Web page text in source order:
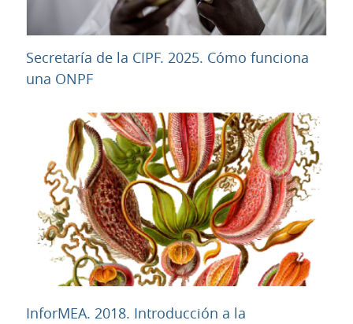
Secretaría de la CIPF. 2025. Cómo funciona
una ONPFURL
InforMEA. 2018. Introducción a la